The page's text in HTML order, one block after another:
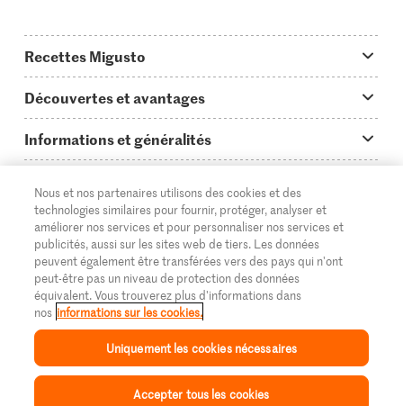
Recettes Migusto
Idées de menus
Plats principaux
Simple & vite prêt
Apéritif
Préparations au four
Enfants & famille
Toutes les recettes
Découvertes et avantages
On en parle...
Tutoriels
Glossaire des ingrédients
Login Migusto
Magazine Migusto
Informations et généralités
Questions concernant Migusto
Cuisiner avec Migusto
Service clientèle & contact
Publicité
Impressum
Mentions légales
Protection des données
Supermarché
Migros Online
À propos de Migros
Magasins
Cumulus
Migros Magazine
© 2026 La Fédération des coopératives Migros
DE FR IT
Nous et nos partenaires utilisons des cookies et des
technologies similaires pour fournir, protéger, analyser et
améliorer nos services et pour personnaliser nos services et
publicités, aussi sur les sites web de tiers. Les données
peuvent également être transférées vers des pays qui n'ont
peut-être pas un niveau de protection des données
équivalent. Vous trouverez plus d'informations dans
nos informations sur les cookies.
Uniquement les cookies nécessaires
Accepter tous les cookies